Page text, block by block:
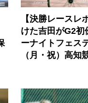
【決勝レースレ
けた吉田がG2初
ーナイトフェス
（月・祝）高知